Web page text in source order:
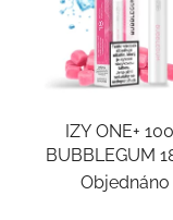
IZY ONE+
BUBBLEGUM
Objednáno